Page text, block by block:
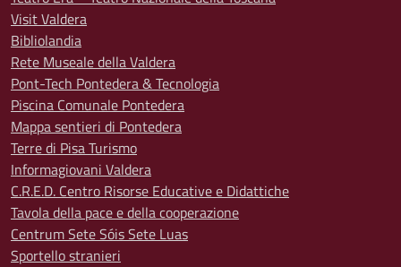
Visit Valdera
Bibliolandia
Rete Museale della Valdera
Pont-Tech Pontedera & Tecnologia
Piscina Comunale Pontedera
Mappa sentieri di Pontedera
Terre di Pisa Turismo
Informagiovani Valdera
C.R.E.D. Centro Risorse Educative e Didattiche
Tavola della pace e della cooperazione
Centrum Sete Sóis Sete Luas
Sportello stranieri